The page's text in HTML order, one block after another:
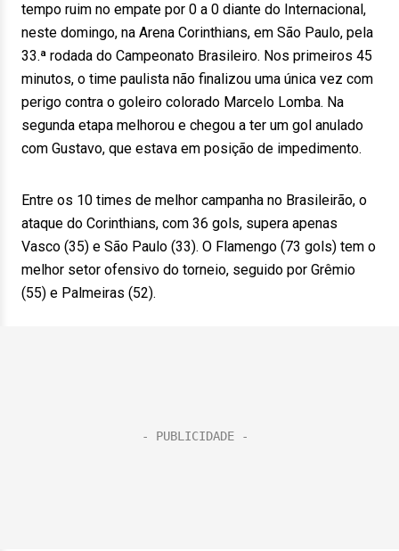
tempo ruim no empate por 0 a 0 diante do Internacional,
neste domingo, na Arena Corinthians, em São Paulo, pela
33.ª rodada do Campeonato Brasileiro. Nos primeiros 45
minutos, o time paulista não finalizou uma única vez com
perigo contra o goleiro colorado Marcelo Lomba. Na
segunda etapa melhorou e chegou a ter um gol anulado
com Gustavo, que estava em posição de impedimento.
Entre os 10 times de melhor campanha no Brasileirão, o
ataque do Corinthians, com 36 gols, supera apenas
Vasco (35) e São Paulo (33). O Flamengo (73 gols) tem o
melhor setor ofensivo do torneio, seguido por Grêmio
(55) e Palmeiras (52).